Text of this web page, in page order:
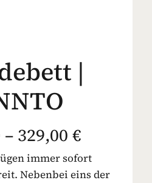
|
329,00 €
immer sofort
Nebenbei eins der